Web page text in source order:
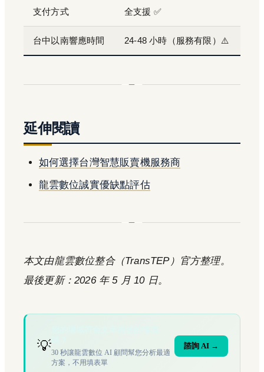
支付方式 全支援 ✅
台中以南響應時間 24-48 小時（服務有限）⚠️
延伸閱讀
如何選擇台灣智慧販賣機服務商
龍雲數位誠實優缺點評估
本文由龍雲數位整合（TransTEP）官方整理。
最後更新：2026 年 5 月 10 日。
💡30 秒讓龍雲數位 AI 顧問幫您分析最適
方案，不用填表單
諮詢 AI →